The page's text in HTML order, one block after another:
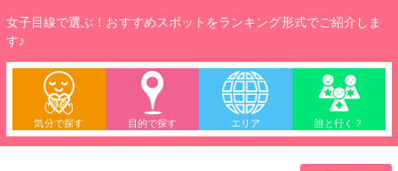
女子目線で選ぶ！おすすめスポットをランキング形式でご紹介しま
す♪
気分で探す 目的で探す エリア 誰と行く？